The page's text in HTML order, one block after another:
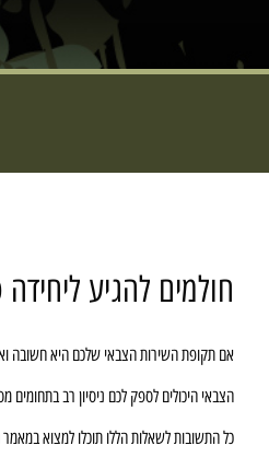
חולמים להגיע
אם תקופת השירות הצבאי שלכם היא חשובה
הצבאי היכולים לספק לכם ניסיון רב בתחומים
כל התשובות לשאלות הללו תוכלו למצוא